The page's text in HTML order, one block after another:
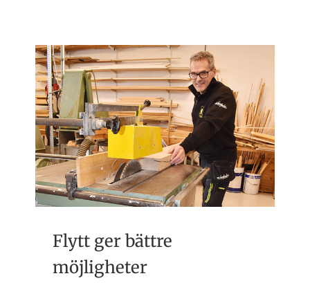
Flytt ger bättre
möjligheter